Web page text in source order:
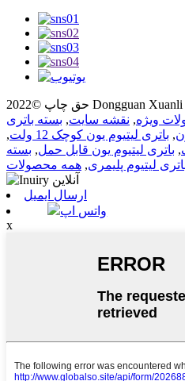
حق چاپ ©2022 Dongguan Xuanli electronics CO.,Ltd. , کلیه
ویژه, نقشه سایت, بسته باتری
, باتری لیتیوم یون کوچک 12 ولت
,
, باتری لیتیوم یون قابل حمل, بسته
لیتیوم پلیمری, همه محصولات
ارسال ایمیل
واتس اپ
x